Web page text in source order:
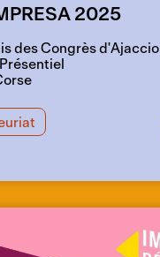
2025
des Congrès d'Ajaccio